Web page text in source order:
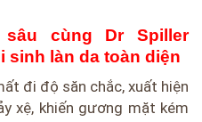
cùng Dr Spiller
sinh làn da toàn diện
đi độ săn chắc, xuất hiện
xệ, khiến gương mặt kém